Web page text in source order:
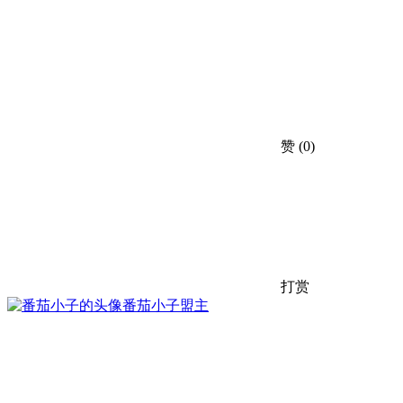
赞 (0)
打赏
番茄小子盟主